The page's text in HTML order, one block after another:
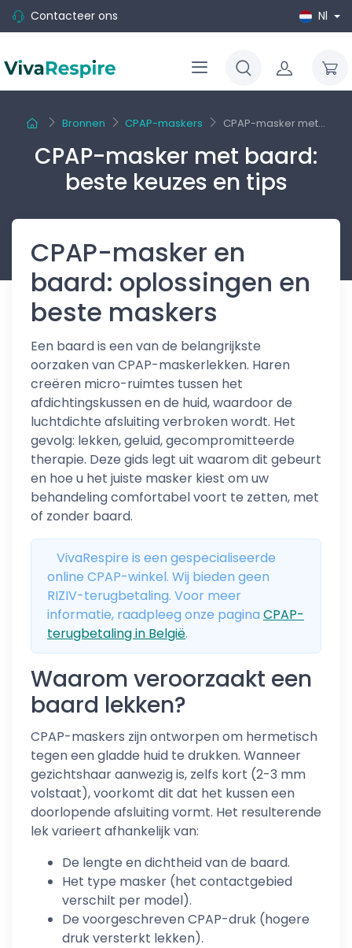
Contacteer ons Nl
Bronnen CPAP-maskers CPAP-masker met...
CPAP-masker met baard:
beste keuzes en tips
CPAP-masker en
baard: oplossingen en
beste maskers
Een baard is een van de belangrijkste
oorzaken van CPAP-maskerlekken. Haren
creëren micro-ruimtes tussen het
afdichtingskussen en de huid, waardoor de
luchtdichte afsluiting verbroken wordt. Het
gevolg: lekken, geluid, gecompromitteerde
therapie. Deze gids legt uit waarom dit gebeurt
en hoe u het juiste masker kiest om uw
behandeling comfortabel voort te zetten, met
of zonder baard.
VivaRespire is een gespecialiseerde
online CPAP-winkel. Wij bieden geen
RIZIV-terugbetaling. Voor meer
informatie, raadpleeg onze pagina CPAP-
terugbetaling in België.
Waarom veroorzaakt een
baard lekken?
CPAP-maskers zijn ontworpen om hermetisch
tegen een gladde huid te drukken. Wanneer
gezichtshaar aanwezig is, zelfs kort (2-3 mm
volstaat), voorkomt dit dat het kussen een
doorlopende afsluiting vormt. Het resulterende
lek varieert afhankelijk van:
De lengte en dichtheid van de baard.
Het type masker (het contactgebied
verschilt per model).
De voorgeschreven CPAP-druk (hogere
druk versterkt lekken).